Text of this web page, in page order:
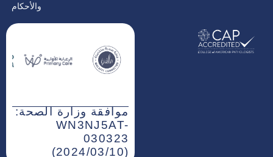
والأحكام
موافقة وزارة الصحة:
WN3NJ5AT-
030323
(2024/03/10)